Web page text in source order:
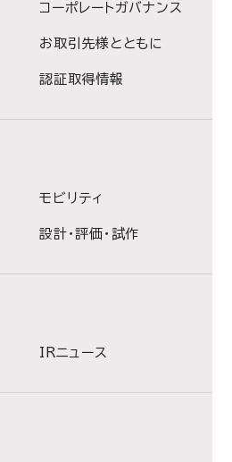
コーポレートガバナンス
お取引先様とともに
認証取得情報
モビリティ
設計・評価・試作
IRニュース